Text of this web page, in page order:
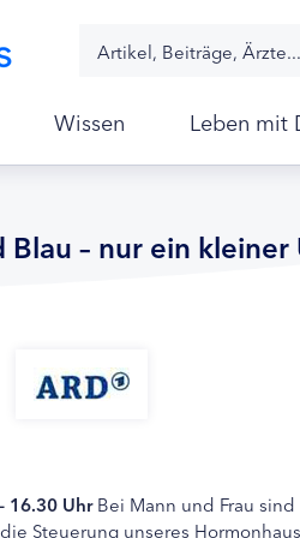
Wissen Leben mit
– nur ein
16.30 UhrBei Mann und Frau
Steuerung unseres